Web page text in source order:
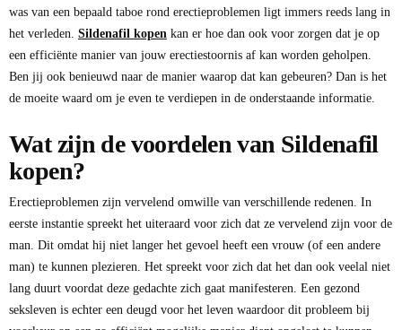
was van een bepaald taboe rond erectieproblemen ligt immers reeds lang in
het verleden. Sildenafil kopen kan er hoe dan ook voor zorgen dat je op
een efficiënte manier van jouw erectiestoornis af kan worden geholpen.
Ben jij ook benieuwd naar de manier waarop dat kan gebeuren? Dan is het
de moeite waard om je even te verdiepen in de onderstaande informatie.
Wat zijn de voordelen van Sildenafil
kopen?
Erectieproblemen zijn vervelend omwille van verschillende redenen. In
eerste instantie spreekt het uiteraard voor zich dat ze vervelend zijn voor de
man. Dit omdat hij niet langer het gevoel heeft een vrouw (of een andere
man) te kunnen plezieren. Het spreekt voor zich dat het dan ook veelal niet
lang duurt voordat deze gedachte zich gaat manifesteren. Een gezond
seksleven is echter een deugd voor het leven waardoor dit probleem bij